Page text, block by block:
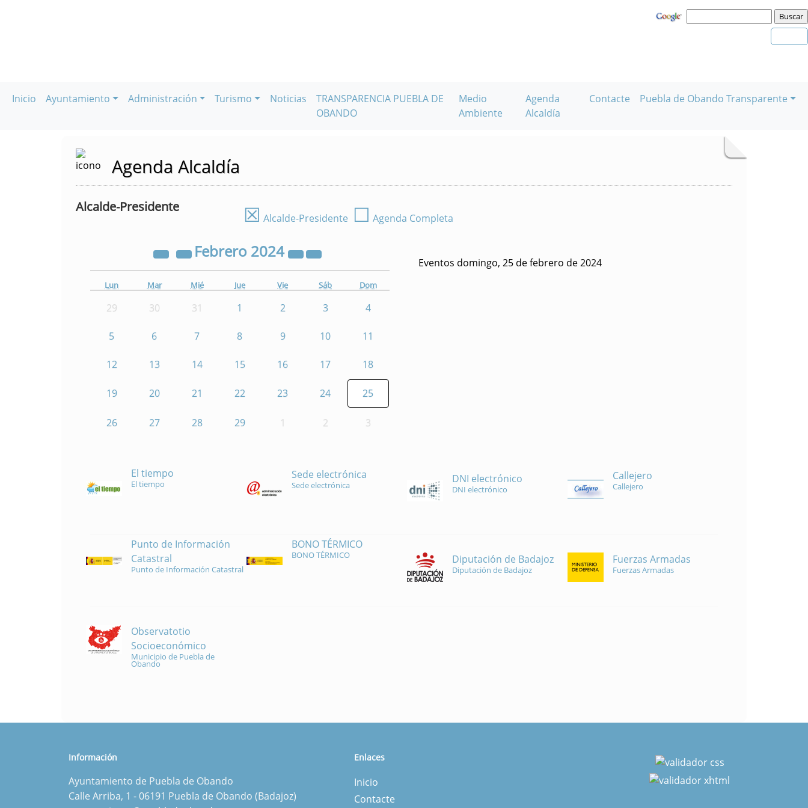
Inicio Ayuntamiento Administración Turismo Noticias
TRANSPARENCIA PUEBLA DE
OBANDO
Medio
Ambiente
Agenda
Alcaldía
Contacte Puebla de Obando Transparente
Agenda Alcaldía
Alcalde-Presidente ☒ Alcalde-Presidente ☐ Agenda Completa
Febrero 2024
Lun Mar Mié Jue Vie Sáb Dom
29 30 31 1 2 3 4
5 6 7 8 9 10 11
12 13 14 15 16 17 18
19 20 21 22 23 24 25
26 27 28 29 1 2 3
Eventos domingo, 25 de febrero de 2024
El tiempo
El tiempo
Sede electrónica
Sede electrónica DNI electrónico
DNI electrónico
Callejero
Callejero
Punto de Información
Catastral
Punto de Información Catastral
BONO TÉRMICO
BONO TÉRMICO Diputación de Badajoz
Diputación de Badajoz
Fuerzas Armadas
Fuerzas Armadas
Observatotio
Socioeconómico
Municipio de Puebla de
Obando
Información
Ayuntamiento de Puebla de Obando
Calle Arriba, 1 - 06191 Puebla de Obando (Badajoz)
Enlaces
Inicio
Contacte